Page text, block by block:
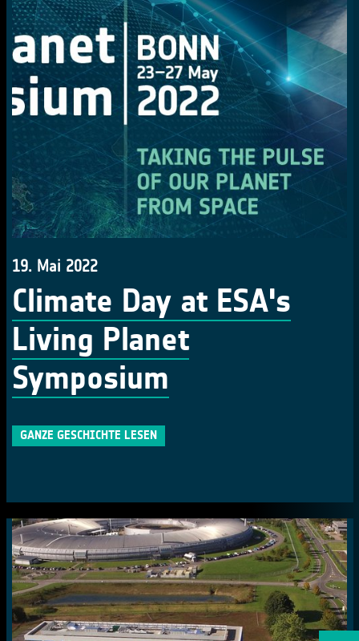
19. Mai 2022
Climate Day at ESA's
Living Planet
Symposium
GANZE GESCHICHTE LESEN